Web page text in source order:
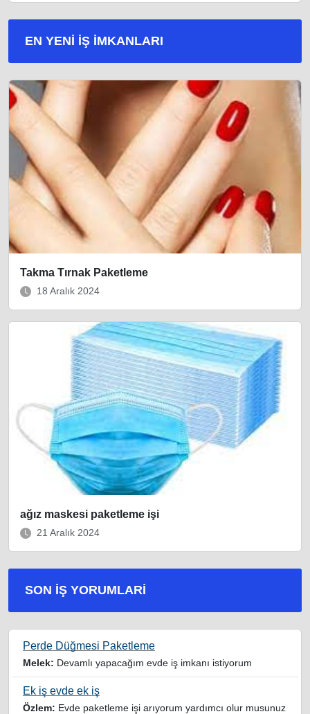
EN YENI İŞ IMKANLARI
Takma Tırnak Paketleme
18 Aralık 2024
ağız maskesi paketleme işi
21 Aralık 2024
SON İŞ YORUMLARI
Perde Düğmesi Paketleme
Melek: Devamlı yapacağım evde iş imkanı istiyorum
Ek iş evde ek iş
Özlem: Evde paketleme işi arıyorum yardımcı olur musunuz